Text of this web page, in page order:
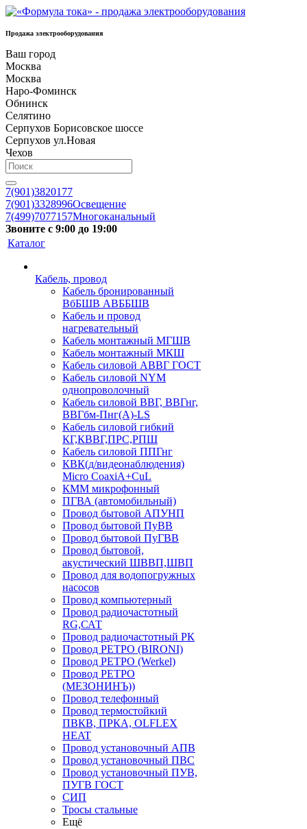
Продажа электрооборудования
Ваш город
Москва
Москва
Наро-Фоминск
Обнинск
Селятино
Серпухов Борисовское шоссе
Серпухов ул.Новая
Чехов
7(901)3820177
7(901)3328996Освещение
7(499)7077157Многоканальный
Звоните с 9:00 до 19:00
Каталог
Кабель, провод
Кабель бронированный
ВбБШВ АВББШВ
Кабель и провод
нагревательный
Кабель монтажный МГШВ
Кабель монтажный МКШ
Кабель силовой АВВГ ГОСТ
Кабель силовой NYM
однопроволочный
Кабель силовой ВВГ, ВВГнг,
ВВГбм-Пнг(А)-LS
Кабель силовой гибкий
КГ,КВВГ,ПРС,РПШ
Кабель силовой ППГнг
КВК(д/видеонаблюдения)
Micro CoaxiA+CuL
КММ микрофонный
ПГВА (автомобильный)
Провод бытовой АПУНП
Провод бытовой ПуВВ
Провод бытовой ПуГВВ
Провод бытовой,
акустический ШВВП,ШВП
Провод для водопогружных
насосов
Провод компьютерный
Провод радиочастотный
RG,САТ
Провод радиочастотный РК
Провод РЕТРО (BIRONI)
Провод РЕТРО (Werkel)
Провод РЕТРО
(МЕЗОНИНЪ))
Провод телефонный
Провод термостойкий
ПВКВ, ПРКА, OLFLEX
HEAT
Провод установочный АПВ
Провод установочный ПВС
Провод установочный ПУВ,
ПУГВ ГОСТ
СИП
Тросы стальные
Ещё